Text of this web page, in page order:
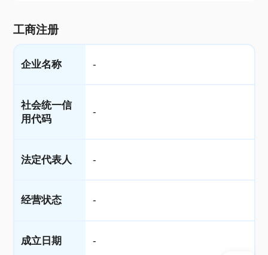
工商注册
企业名称 -
社会统一信
用代码
-
法定代表人 -
经营状态 -
成立日期 -